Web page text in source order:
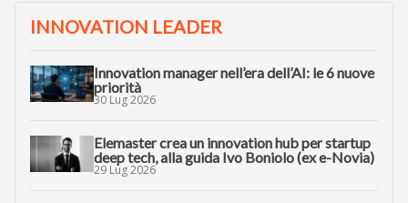
INNOVATION LEADER
Innovation manager nell’era dell’AI: le 6 nuove
priorità
30 Lug 2026
Elemaster crea un innovation hub per startup
deep tech, alla guida Ivo Boniolo (ex e-Novia)
29 Lug 2026